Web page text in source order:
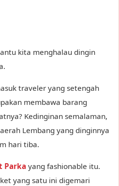
kita menghalau dingin
traveler yang setengah
membawa barang
Kedinginan semalaman,
Lembang yang dinginnya
hari tiba.
Parka yang fashionable itu.
yang satu ini digemari